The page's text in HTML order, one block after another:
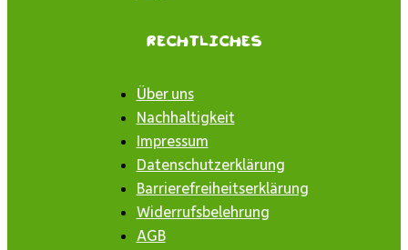
Rechtliches
Über uns
Nachhaltigkeit
Impressum
Datenschutzerklärung
Barrierefreiheitserklärung
Widerrufsbelehrung
AGB